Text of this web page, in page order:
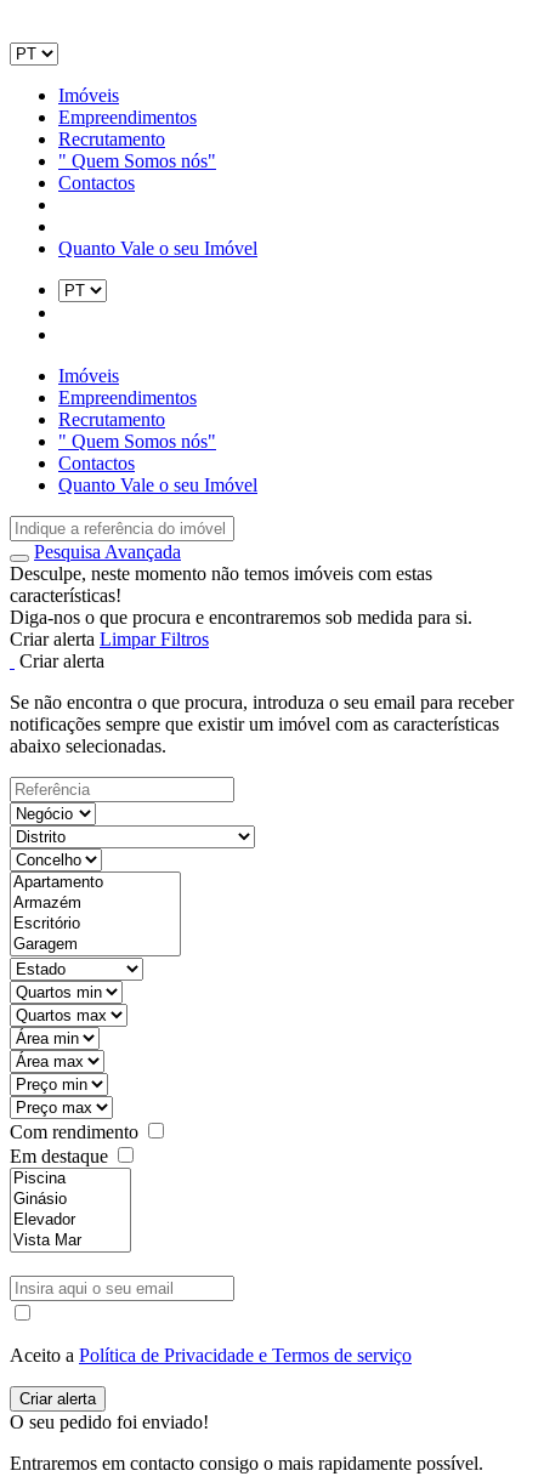
Imóveis
Empreendimentos
Recrutamento
" Quem Somos nós"
Contactos
Quanto Vale o seu Imóvel
Imóveis
Empreendimentos
Recrutamento
" Quem Somos nós"
Contactos
Quanto Vale o seu Imóvel
Pesquisa Avançada
Desculpe, neste momento não temos imóveis com estas
características!
Diga-nos o que procura e encontraremos sob medida para si.
Criar alerta Limpar Filtros
Criar alerta
Se não encontra o que procura, introduza o seu email para receber
notificações sempre que existir um imóvel com as características
abaixo selecionadas.
Com rendimento
Em destaque
Aceito a Política de Privacidade e Termos de serviço
O seu pedido foi enviado!
Entraremos em contacto consigo o mais rapidamente possível.